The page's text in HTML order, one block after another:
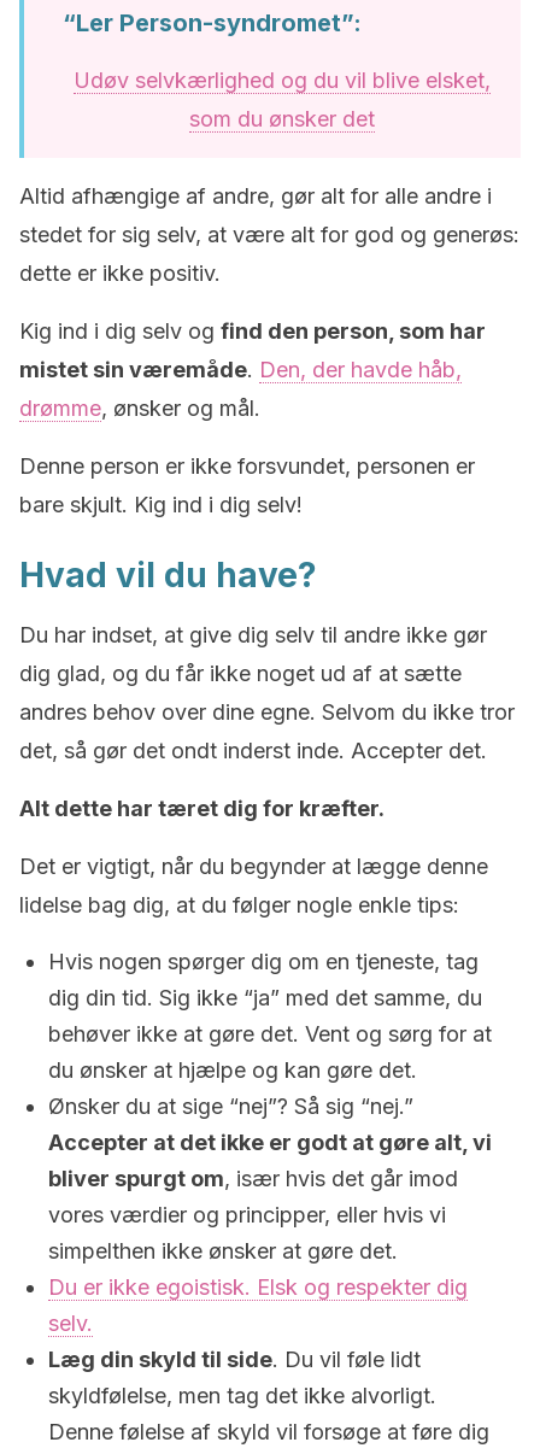
“Ler Person-syndromet”:
Udøv selvkærlighed og du vil blive elsket,
som du ønsker det
Altid afhængige af andre, gør alt for alle andre i
stedet for sig selv, at være alt for god og generøs:
dette er ikke positiv.
Kig ind i dig selv og find den person, som har
mistet sin væremåde. Den, der havde håb,
drømme, ønsker og mål.
Denne person er ikke forsvundet, personen er
bare skjult. Kig ind i dig selv!
Hvad vil du have?
Du har indset, at give dig selv til andre ikke gør
dig glad, og du får ikke noget ud af at sætte
andres behov over dine egne. Selvom du ikke tror
det, så gør det ondt inderst inde. Accepter det.
Alt dette har tæret dig for kræfter.
Det er vigtigt, når du begynder at lægge denne
lidelse bag dig, at du følger nogle enkle tips:
Hvis nogen spørger dig om en tjeneste, tag
dig din tid. Sig ikke “ja” med det samme, du
behøver ikke at gøre det. Vent og sørg for at
du ønsker at hjælpe og kan gøre det.
Ønsker du at sige “nej”? Så sig “nej.”
Accepter at det ikke er godt at gøre alt, vi
bliver spurgt om, især hvis det går imod
vores værdier og principper, eller hvis vi
simpelthen ikke ønsker at gøre det.
Du er ikke egoistisk. Elsk og respekter dig
selv.
Læg din skyld til side. Du vil føle lidt
skyldfølelse, men tag det ikke alvorligt.
Denne følelse af skyld vil forsøge at føre dig